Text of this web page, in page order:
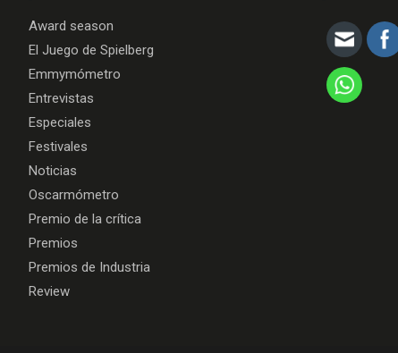
Award season
El Juego de Spielberg
Emmymómetro
Entrevistas
Especiales
Festivales
Noticias
Oscarmómetro
Premio de la crítica
Premios
Premios de Industria
Review